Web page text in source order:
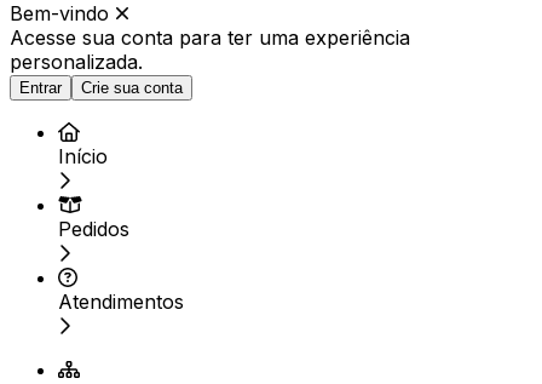
Bem-vindo
Acesse sua conta para ter uma experiência
personalizada.
Entrar Crie sua conta
Início
Pedidos
Atendimentos